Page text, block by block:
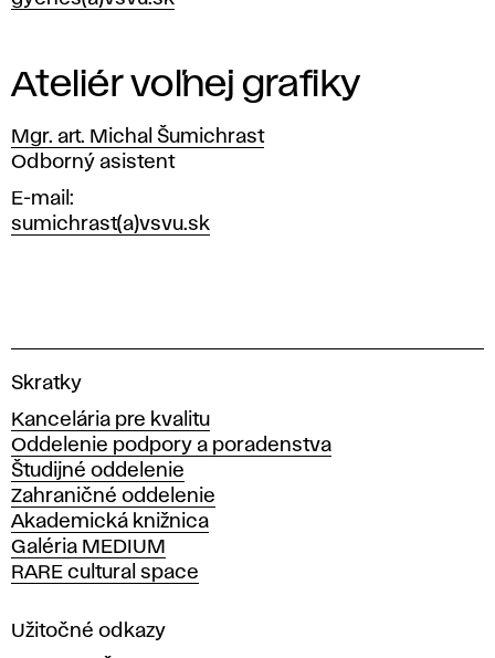
d
r
a
g
a
f
i
k
y
a
Ateliér voľnej grafiky
Mgr. art. Michal Šumichrast
Pozícia
Odborný asistent
E-mail
sumichrast(a)vsvu.sk
V
s
o
k
á
š
k
o
a
Skratky
Kancelária pre kvalitu
Oddelenie podpory a poradenstva
Študijné oddelenie
Zahraničné oddelenie
Akademická knižnica
Galéria MEDIUM
RARE cultural space
Užitočné odkazy